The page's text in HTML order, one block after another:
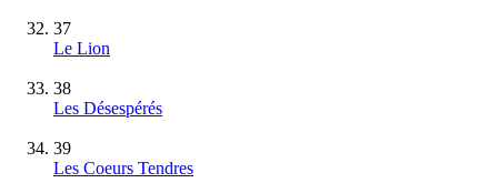
37
Le Lion
38
Les Désespérés
39
Les Coeurs Tendres